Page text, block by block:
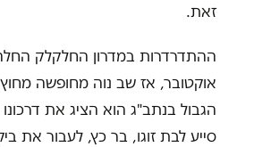
זאת.
ההתדרדרות במדרון החלקלק
אוקטובר, אז שב נוה מחופשה
הגבול בנתב"ג הוא הציג את
סייע לבת זוגו, בר כץ, לעבור את